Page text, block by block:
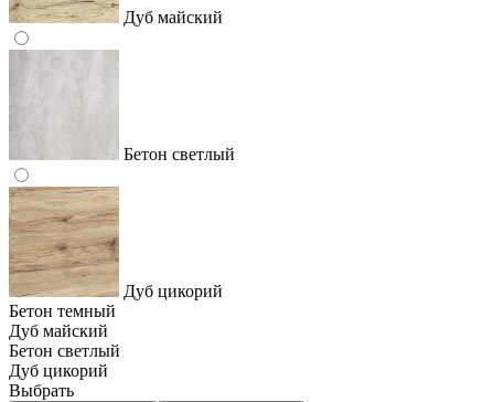
Дуб майский
Бетон светлый
Дуб цикорий
Бетон темный
Дуб майский
Бетон светлый
Дуб цикорий
Выбрать